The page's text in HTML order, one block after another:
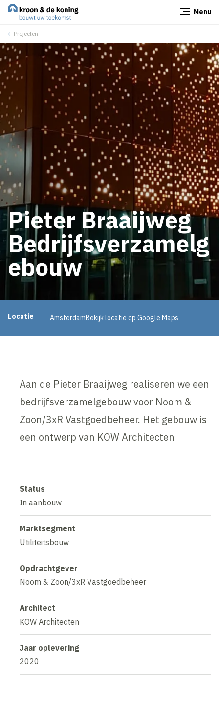
Menu
Projecten
Pieter Braaijweg
Bedrijfsverzamelg
ebouw
Projectinformatie
Locatie AmsterdamBekijk locatie op Google Maps
Aan de Pieter Braaijweg realiseren we een
bedrijfsverzamelgebouw voor Noom &
Zoon/3xR Vastgoedbeheer. Het gebouw is
een ontwerp van KOW Architecten
Status
In aanbouw
Marktsegment
Utiliteitsbouw
Opdrachtgever
Noom & Zoon/3xR Vastgoedbeheer
Architect
KOW Architecten
Jaar oplevering
2020
Sluiten